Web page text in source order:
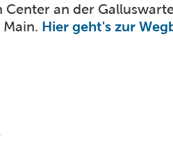
an der
Hier geht's zur